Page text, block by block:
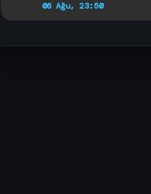
06 Ağu, 23:50